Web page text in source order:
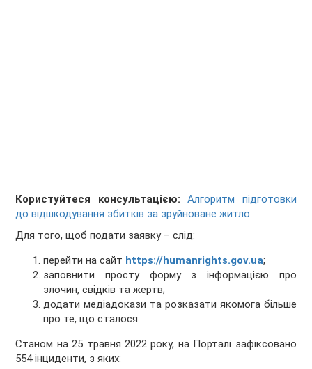
Користуйтеся консультацією:
Алгоритм підготовки
до відшкодування збитків за зруйноване житло
Для того, щоб подати заявку – слід:
перейти на сайт https://humanrights.gov.ua;
заповнити просту форму з інформацією про
злочин, свідків та жертв;
додати медіадокази та розказати якомога більше
про те, що сталося.
Станом на 25 травня 2022 року, на Порталі зафіксовано
554 інциденти, з яких: